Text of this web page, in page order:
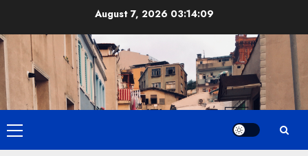
content
August 7, 2026 03:14:10
Primary
Menu